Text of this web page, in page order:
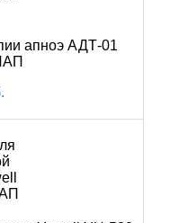
апноэ АДТ-01